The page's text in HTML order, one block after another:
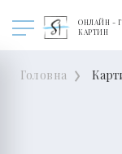
ОНЛАЙН -
КАРТИН
Головна